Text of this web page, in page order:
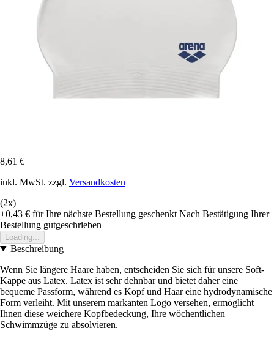
8,61 €
inkl. MwSt. zzgl. Versandkosten
(2x)
+0,43 € für Ihre nächste Bestellung geschenkt Nach Bestätigung Ihrer
Bestellung gutgeschrieben
Loading...
Beschreibung
Wenn Sie längere Haare haben, entscheiden Sie sich für unsere Soft-
Kappe aus Latex. Latex ist sehr dehnbar und bietet daher eine
bequeme Passform, während es Kopf und Haar eine hydrodynamische
Form verleiht. Mit unserem markanten Logo versehen, ermöglicht
Ihnen diese weichere Kopfbedeckung, Ihre wöchentlichen
Schwimmzüge zu absolvieren.